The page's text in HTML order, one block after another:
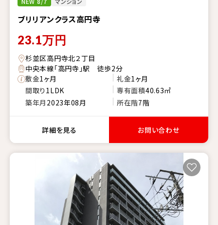
ブリリアンクラス高円寺
23.1万円
杉並区高円寺北２丁目
中央本線「高円寺」駅 徒歩2分
敷金1ヶ月 礼金1ヶ月
間取り1LDK 専有面積40.63㎡
築年月 2023年08月 所在階7階
詳細を見る お問い合わせ